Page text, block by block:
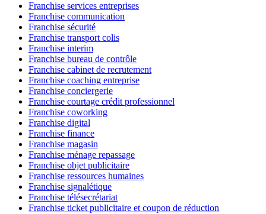
Franchise services entreprises
Franchise communication
Franchise sécurité
Franchise transport colis
Franchise interim
Franchise bureau de contrôle
Franchise cabinet de recrutement
Franchise coaching entreprise
Franchise conciergerie
Franchise courtage crédit professionnel
Franchise coworking
Franchise digital
Franchise finance
Franchise magasin
Franchise ménage repassage
Franchise objet publicitaire
Franchise ressources humaines
Franchise signalétique
Franchise télésecrétariat
Franchise ticket publicitaire et coupon de réduction